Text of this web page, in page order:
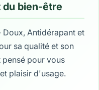
du bien-être
Doux, Antidérapant et
sa qualité et son
pour vous
plaisir d'usage.